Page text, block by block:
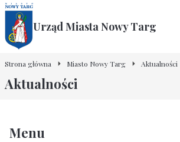
Urząd Miasta Nowy Targ
Strona główna Miasto Nowy Targ Aktualności
Aktualności
Menu